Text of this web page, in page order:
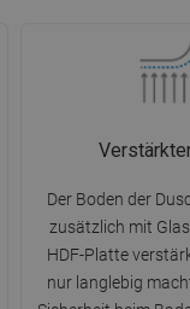
Der Boden der
zusätzlich mit
HDF-Platte
nur langlebig